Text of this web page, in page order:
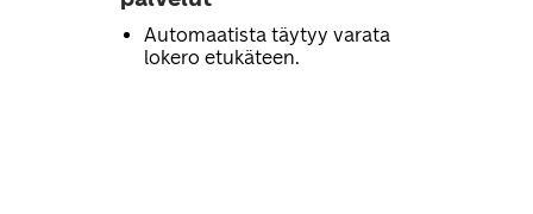
Automaatista täytyy varata
lokero etukäteen.